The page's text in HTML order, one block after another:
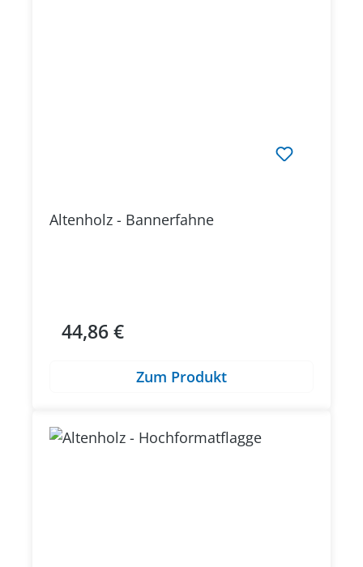
Altenholz - Bannerfahne
Regulärer Preis:
44,86 €
Zum Produkt